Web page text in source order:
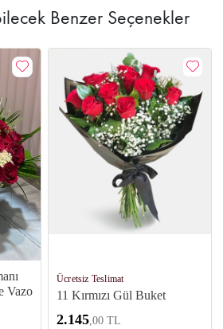
Benzer Seçenekler
Vazo
Ücretsiz Teslimat
11 Kırmızı Gül Buket
2.145 ,00 TL